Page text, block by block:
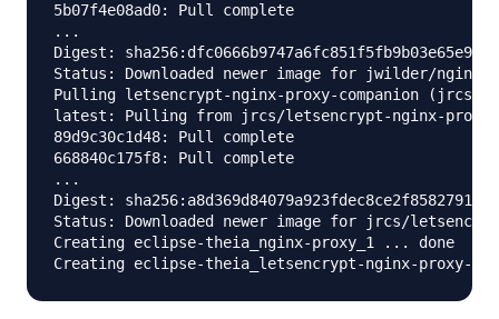
5b07f4e08ad0: Pull complete
...
Digest:
Status: Downloaded newer image for jwilder/
Pulling letsencrypt-nginx-proxy-companion (jrcs/
latest: Pulling from jrcs/letsencrypt-nginx-proxy-
89d9c30c1d48: Pull complete
668840c175f8: Pull complete
...
Digest:
Status: Downloaded newer image for jrcs/
Creating eclipse-theia_nginx-proxy_1 ... done